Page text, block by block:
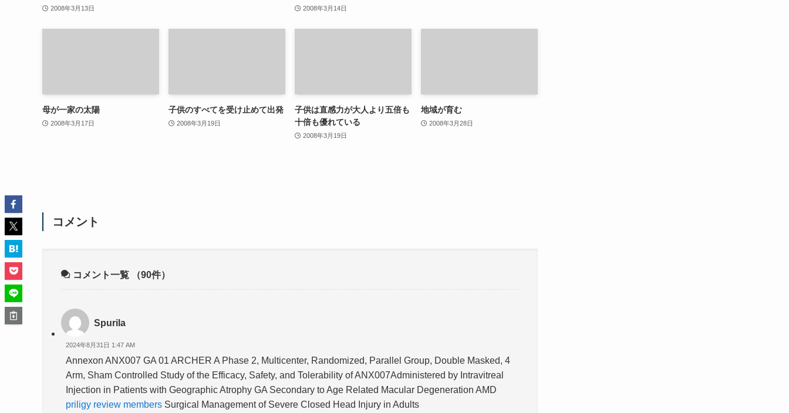
2008年3月13日 2008年3月14日
母が一家の太陽
2008年3月17日
子供のすべてを受け止めて出発
2008年3月19日
子供は直感力が大人より五倍も
十倍も優れている
2008年3月19日
地域が育む
2008年3月28日
コメント
コメント一覧 （90件）
Spurila
2024年8月31日 1:47 AM
Annexon ANX007 GA 01 ARCHER A Phase 2, Multicenter, Randomized, Parallel Group, Double Masked, 4
Arm, Sham Controlled Study of the Efficacy, Safety, and Tolerability of ANX007Administered by Intravitreal
Injection in Patients with Geographic Atrophy GA Secondary to Age Related Macular Degeneration AMD
priligy review members Surgical Management of Severe Closed Head Injury in Adults